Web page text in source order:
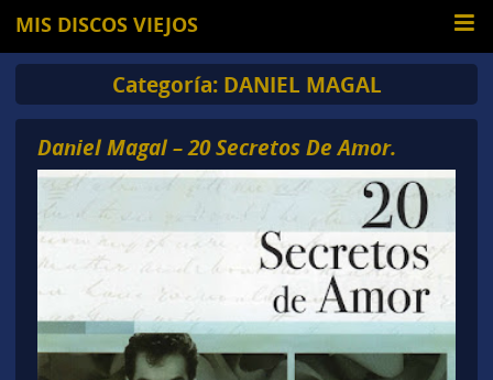
MIS DISCOS VIEJOS
Categoría: DANIEL MAGAL
Daniel Magal – 20 Secretos De Amor.